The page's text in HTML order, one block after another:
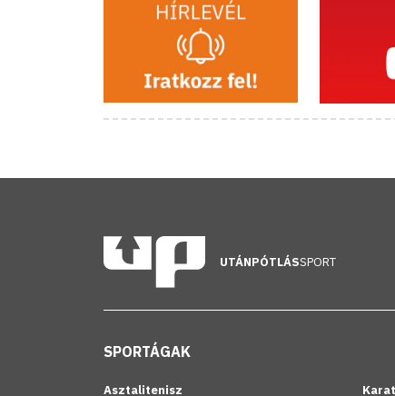
UTÁNPÓTLÁSSPORT
SPORTÁGAK
Asztalitenisz